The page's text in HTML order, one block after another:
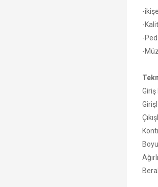
-
-
-
-
Giriş